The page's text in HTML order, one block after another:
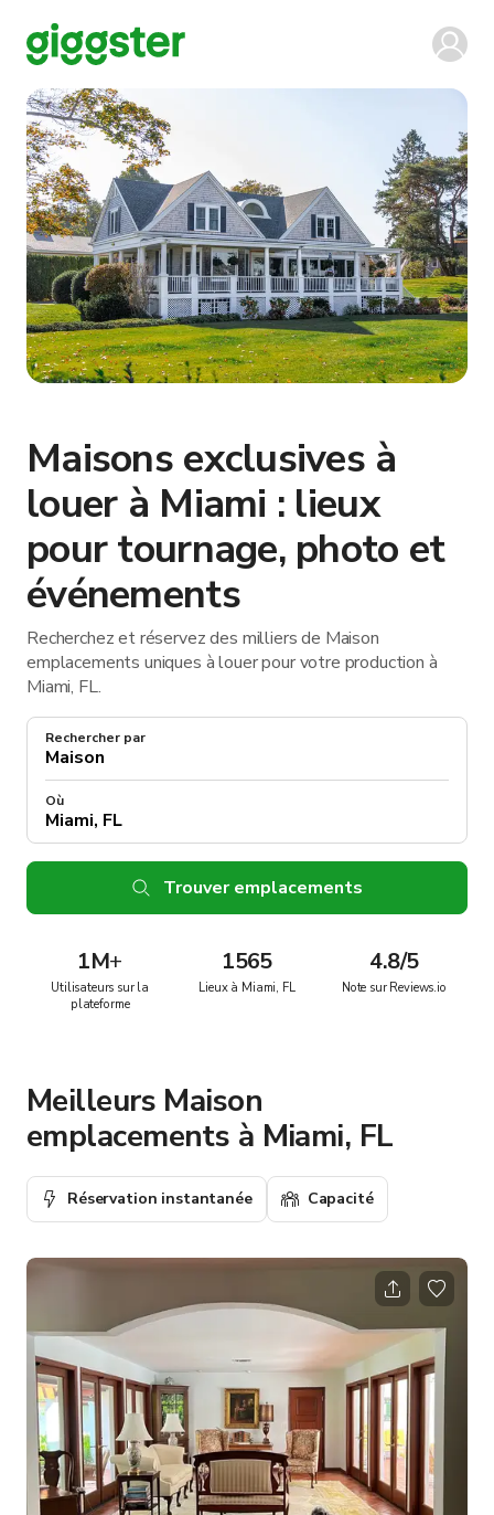
Maisons exclusives à
louer à Miami : lieux
pour tournage, photo et
événements
Recherchez et réservez des milliers de Maison
emplacements uniques à louer pour votre production à
Miami, FL.
Rechercher par
Où
Trouver emplacements
1M+
Utilisateurs sur la
plateforme
1565
Lieux à Miami, FL
4.8/5
Note sur Reviews.io
Meilleurs Maison
emplacements à Miami, FL
Réservation instantanée Capacité